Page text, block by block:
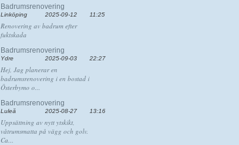
Badrumsrenovering
Linköping 2025-09-12 11:25
Renovering av badrum efter
fuktskada
Badrumsrenovering
Ydre 2025-09-03 22:27
Hej, Jag planerar en
badrumsrenovering i en bostad i
Österbymo o...
Badrumsrenovering
Luleå 2025-08-27 13:16
Uppsättning av nytt ytskikt,
våtrumsmatta på vägg och golv.
Ca...